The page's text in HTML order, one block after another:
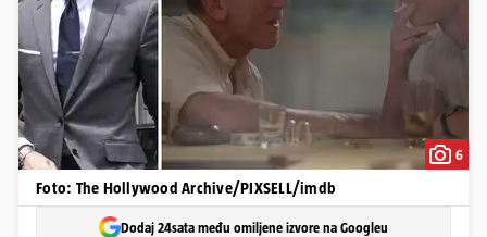
6
Foto: The Hollywood Archive/PIXSELL/imdb
Dodaj 24sata među omiljene izvore na Googleu